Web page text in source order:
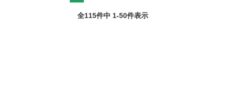
全115件中 1-50件表示